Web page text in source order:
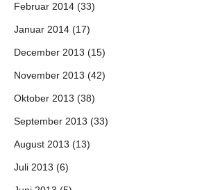
Februar 2014 (33)
Januar 2014 (17)
December 2013 (15)
November 2013 (42)
Oktober 2013 (38)
September 2013 (33)
August 2013 (13)
Juli 2013 (6)